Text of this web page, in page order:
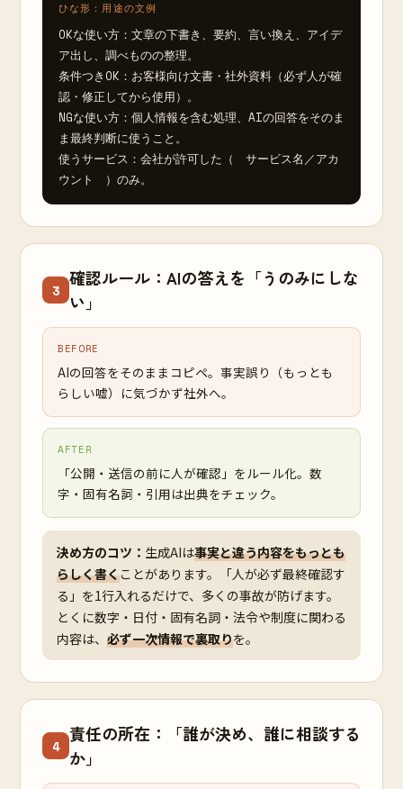
ひな形：用途の文例
OKな使い方：文章の下書き、要約、言い換え、アイデ
ア出し、調べものの整理。
条件つきOK：お客様向け文書・社外資料（必ず人が確
認・修正してから使用）。
NGな使い方：個人情報を含む処理、AIの回答をそのま
ま最終判断に使うこと。
使うサービス：会社が許可した（　サービス名／アカ
ウント　）のみ。
3
確認ルール：AIの答えを「うのみにしな
い」
BEFORE
AIの回答をそのままコピペ。事実誤り（もっとも
らしい嘘）に気づかず社外へ。
AFTER
「公開・送信の前に人が確認」をルール化。数
字・固有名詞・引用は出典をチェック。
決め方のコツ： 生成AIは事実と違う内容をもっとも
らしく書くことがあります。「人が必ず最終確認す
る」を1行入れるだけで、多くの事故が防げます。
とくに数字・日付・固有名詞・法令や制度に関わる
内容は、 必ず一次情報で裏取りを。
4
責任の所在：「誰が決め、誰に相談する
か」